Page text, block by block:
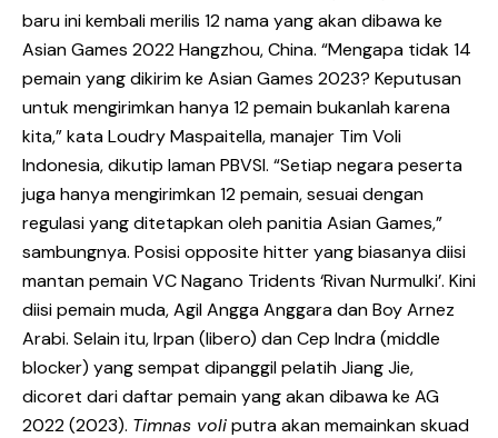
baru ini kembali merilis 12 nama yang akan dibawa ke
Asian Games 2022 Hangzhou, China. “Mengapa tidak 14
pemain yang dikirim ke Asian Games 2023? Keputusan
untuk mengirimkan hanya 12 pemain bukanlah karena
kita,” kata Loudry Maspaitella, manajer Tim Voli
Indonesia, dikutip laman PBVSI. “Setiap negara peserta
juga hanya mengirimkan 12 pemain, sesuai dengan
regulasi yang ditetapkan oleh panitia Asian Games,”
sambungnya. Posisi opposite hitter yang biasanya diisi
mantan pemain VC Nagano Tridents ‘Rivan Nurmulki’. Kini
diisi pemain muda, Agil Angga Anggara dan Boy Arnez
Arabi. Selain itu, Irpan (libero) dan Cep Indra (middle
blocker) yang sempat dipanggil pelatih Jiang Jie,
dicoret dari daftar pemain yang akan dibawa ke AG
2022 (2023). Timnas voliputra akan memainkan skuad